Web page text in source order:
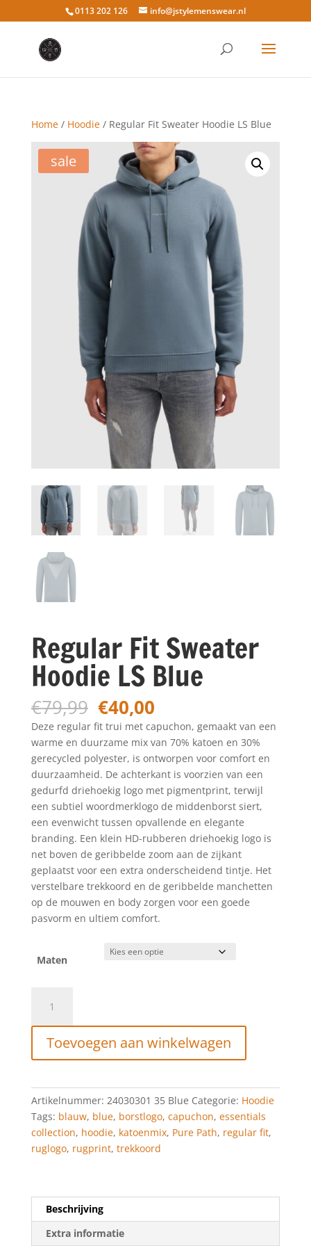
0113 202 126 info@jstylemenswear.nl
Home/ Hoodie/ Regular Fit Sweater Hoodie LS Blue
sale
Regular Fit Sweater
Hoodie LS Blue
€79,99 Oorspronkelijke
prijs
was:
€79,99.
€40,00Huidige
prijs
is:
€40,00.
Deze regular fit trui met capuchon, gemaakt van een
warme en duurzame mix van 70% katoen en 30%
gerecycled polyester, is ontworpen voor comfort en
duurzaamheid. De achterkant is voorzien van een
gedurfd driehoekig logo met pigmentprint, terwijl
een subtiel woordmerklogo de middenborst siert,
een evenwicht tussen opvallende en elegante
branding. Een klein HD-rubberen driehoekig logo is
net boven de geribbelde zoom aan de zijkant
geplaatst voor een extra onderscheidend tintje. Het
verstelbare trekkoord en de geribbelde manchetten
op de mouwen en body zorgen voor een goede
pasvorm en ultiem comfort.
Maten
Sweater
Hoodie
LS
aantal
Toevoegen aan winkelwagen
Artikelnummer: 24030301 35 Blue Categorie: Hoodie
Tags: blauw, blue, borstlogo, capuchon, essentials
collection, hoodie, katoenmix, Pure Path, regular fit,
ruglogo, rugprint, trekkoord
Beschrijving
Extra informatie